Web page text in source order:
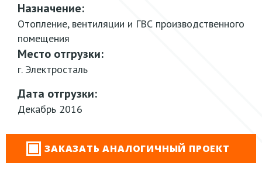
Назначение:
Отопление, вентиляции и ГВС производственного
помещения
Место отгрузки:
г. Электросталь
Дата отгрузки:
Декабрь 2016
ЗАКАЗАТЬ АНАЛОГИЧНЫЙ ПРОЕКТ